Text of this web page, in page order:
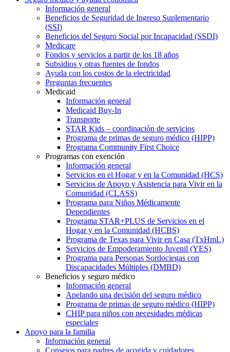
Información general
Beneficios de Seguridad de Ingreso Suplementario
(SSI)
Beneficios del Seguro Social por Incapacidad (SSDI)
Medicare
Fondos y servicios a partir de los 18 años
Subsidios y otras fuentes de fondos
Ayuda con los costos de la electricidad
Preguntas frecuentes
Medicaid
Información general
Medicaid Buy-In
Transporte
STAR Kids – coordinación de servicios
Programa de primas de seguro médico (HIPP)
Programa Community First Choice
Programas con exención
Información general
Servicios en el Hogar y en la Comunidad (HCS)
Servicios de Apoyo y Asistencia para Vivir en la
Comunidad (CLASS)
Programa para Niños Médicamente
Dependientes
Programa STAR+PLUS de Servicios en el
Hogar y en la Comunidad (HCBS)
Programa de Texas para Vivir en Casa (TxHmL)
Servicios de Empoderamiento Juvenil (YES)
Programa para Personas Sordociegas con
Discapacidades Múltiples (DMBD)
Beneficios y seguro médico
Información general
Apelando una decisión del seguro médico
Programa de primas de seguro médico (HIPP)
CHIP para niños con necesidades médicas
especiales
Apoyo para la familia
Información general
Consejos para padres de acogida y cuidadores